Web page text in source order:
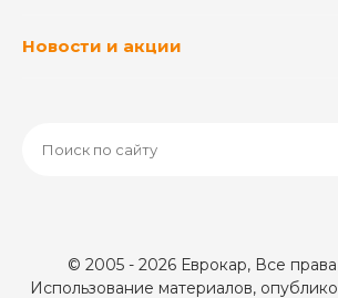
Новости и акции
© 2005 - 2026 Еврокар, Все
Использование материалов,